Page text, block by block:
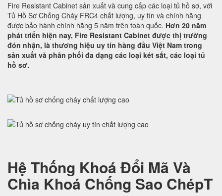
Fire Resistant Cabinet sản xuất và cung cấp các loại tủ hồ sơ, với
Tủ Hồ Sơ Chống Cháy FRC4 chất lượng, uy tín và chính hãng
được bảo hành chính hãng 5 năm trên toàn quốc. Hơn 20 năm
phát triển hiện nay, Fire Resistant Cabinet được thị trường
đón nhận, là thương hiệu uy tín hàng đầu Việt Nam trong
sản xuất và phân phối đa dạng các loại két sắt, các loại tủ
hồ sơ.
Hệ Thống Khoá Đổi Mã Và
Chìa Khoá Chống Sao ChépT